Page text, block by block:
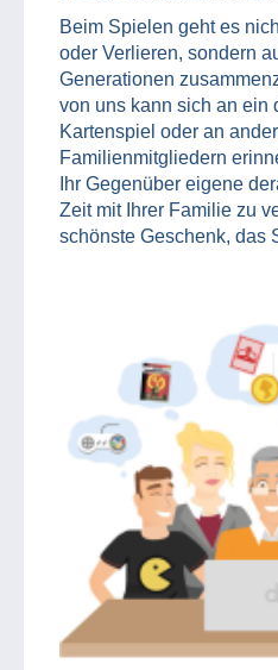
Beim Spielen geht es
oder Verlieren, sondern
Generationen
von uns kann sich an ein
Kartenspiel oder an
Familienmitgliedern
Ihr Gegenüber eigene
Zeit mit Ihrer Familie zu
schönste Geschenk, das